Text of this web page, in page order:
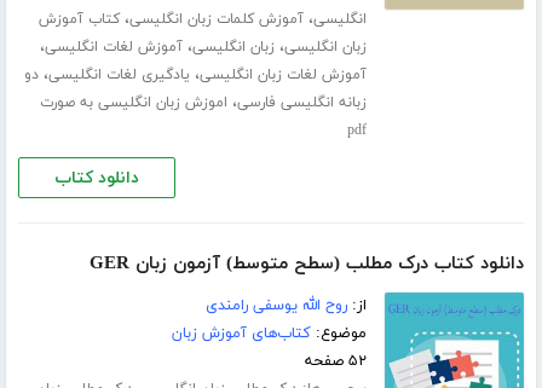
انگلیسی،آموزش کلمات زبان انگلیسی،کتاب آموزش
زبان انگلیسی، زبان انگلیسی،آموزش لغات انگلیسی،
آموزش لغات زبان انگلیسی، یادگیری لغات انگلیسی،دو
زبانه انگلیسی فارسی، اموزش زبان انگلیسی به صورت
pdf
دانلود کتاب
دانلود کتاب درک مطلب (سطح متوسط) آزمون زبان GER
از:روح الله یوسفی رامندی
موضوع:کتاب‌های آموزش زبان
۵۲ صفحه